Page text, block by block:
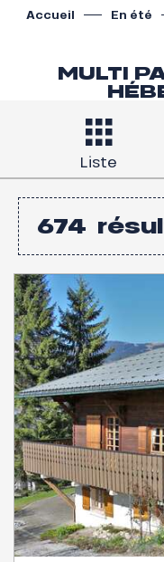
Accueil En été
MULTI
Liste
674